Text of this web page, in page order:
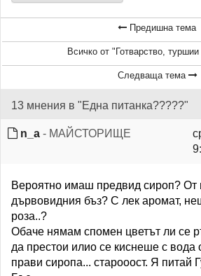
Предишна тема
Всичко от "Готварство,
Следваща тема
13 мнения в "Една питанка?????"
n_a - МАЙСТОРИЩЕ
Вероятно имаш предвид сироп? От
дървовидния бъз? С лек аромат,
роза..?
Обаче нямам спомен цветът ли се
да престои илио се киснеше с вода
прави сиропа... старооост. Я питай